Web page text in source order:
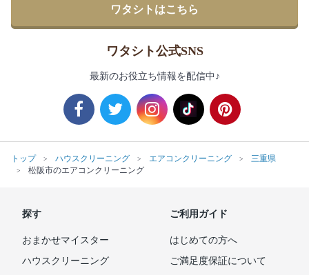
ワタシトはこちら
ワタシト公式SNS
最新のお役立ち情報を配信中♪
トップ ハウスクリーニング エアコンクリーニング
三重県
松阪市のエアコンクリーニング
探す
おまかせマイスター
ハウスクリーニング
ご利用ガイド
はじめての方へ
ご満足度保証について